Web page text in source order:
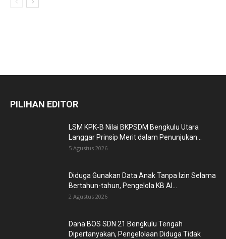
PILIHAN EDITOR
LSM KPK-B Nilai BKPSDM Bengkulu Utara
Langgar Prinsip Merit dalam Penunjukan...
5 Agustus 2026
Diduga Gunakan Data Anak Tanpa Izin Selama
Bertahun-tahun, Pengelola KB Al...
2 Agustus 2026
Dana BOS SDN 21 Bengkulu Tengah
Dipertanyakan, Pengelolaan Diduga Tidak